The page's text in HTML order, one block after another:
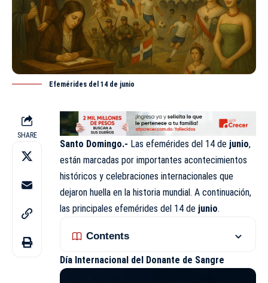
Efemérides del 14 de junio
SHARE
Santo Domingo.- Las efemérides del 14 de junio,
están marcadas por importantes acontecimientos
históricos y celebraciones internacionales que
dejaron huella en la historia mundial. A continuación,
las principales efemérides del 14 de junio.
Contents
Día Internacional del Donante de Sangre